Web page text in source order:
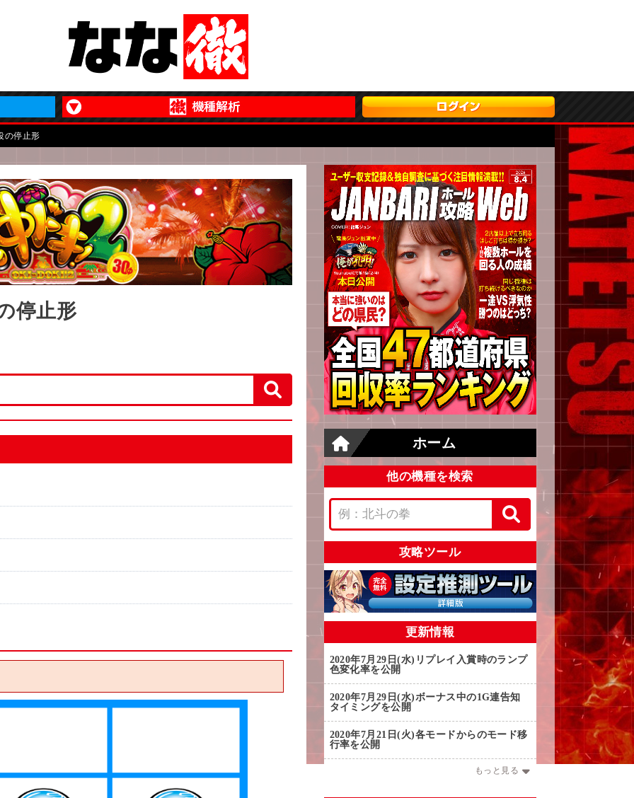
の停止形
停止形
ホーム
他の機種を検索
攻略ツール
更新情報
2020年7月29日(水) リプレイ入賞時のランプ
色変化率を公開
2020年7月29日(水) ボーナス中の1G連告知
タイミングを公開
2020年7月21日(火)各モードからのモード移
行率を公開
もっと見る